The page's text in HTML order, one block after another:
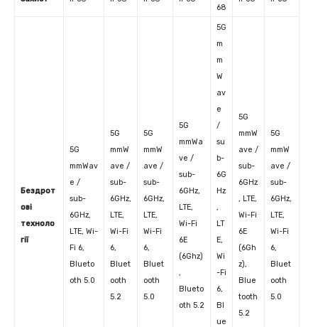
68
Бездрот
ові
техноло
гії
5G
mmWav
e /
sub-
6GHz,
LTE, Wi-
Fi 6,
Blueto
oth 5.0
5G
mmW
ave /
sub-
6GHz,
LTE,
Wi-Fi
6,
Bluet
ooth
5.2
5G
mmW
ave /
sub-
6GHz,
LTE,
Wi-Fi
6,
Bluet
ooth
5.0
5G
mmWa
ve /
sub-
6GHz,
LTE,
Wi-Fi
6E
(6Ghz)
,
Blueto
oth 5.2
5G
m
m
W
av
e
/
su
b-
6G
Hz
,
LT
E,
Wi
-Fi
6,
Bl
ue
5G
mmW
ave /
sub-
6GHz
, LTE,
Wi-Fi
6E
(6Gh
z),
Blue
tooth
5.2
5G
mmW
ave /
sub-
6GHz,
LTE,
Wi-Fi
6,
Bluet
ooth
5.0